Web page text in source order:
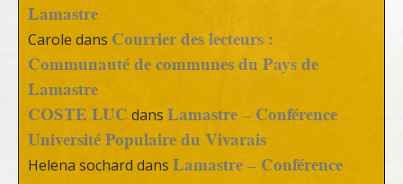
Lamastre
Carole dans Courrier des lecteurs :
Communauté de communes du Pays de
Lamastre
COSTE LUC dans Lamastre – Conférence
Université Populaire du Vivarais
Helena sochard dans Lamastre – Conférence